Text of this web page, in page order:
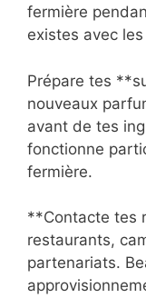
fermière
existes avec
Prépare tes
nouveaux
avant de tes
fonctionne
fermière.
**Contacte tes
restaurants,
partenariats.